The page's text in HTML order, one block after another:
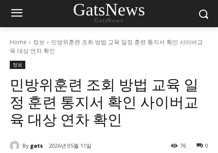
GatsNews
GatsNews
Home 정보
민방위훈련 조회 방법 교육 일정 훈련 통지서 확인 사이버교
육 대상 연차 확인
정보
민방위훈련 조회 방법 교육 일
정 훈련 통지서 확인 사이버교
육 대상 연차 확인
By gats 2026년 05월 11일 0
76